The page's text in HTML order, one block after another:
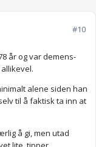
#10
år og var demens-
alene siden han
til å faktisk ta inn at
å gi, men utad